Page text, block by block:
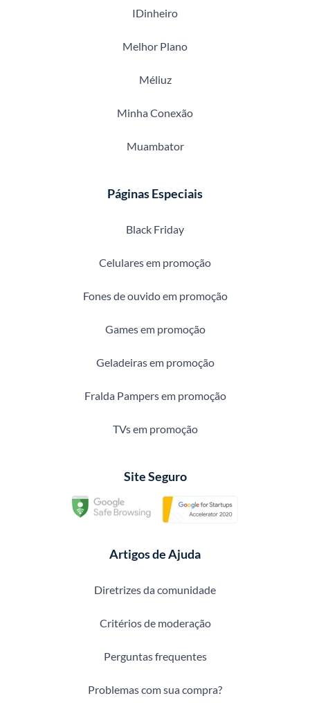
IDinheiro
Melhor Plano
Méliuz
Minha Conexão
Muambator
Páginas Especiais
Black Friday
Celulares em promoção
Fones de ouvido em promoção
Games em promoção
Geladeiras em promoção
Fralda Pampers em promoção
TVs em promoção
Site Seguro
Artigos de Ajuda
Diretrizes da comunidade
Critérios de moderação
Perguntas frequentes
Problemas com sua compra?